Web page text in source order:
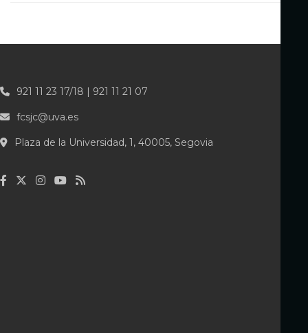
921 11 23 17/18 | 921 11 21 07
fcsjc@uva.es
Plaza de la Universidad, 1, 40005, Segovia